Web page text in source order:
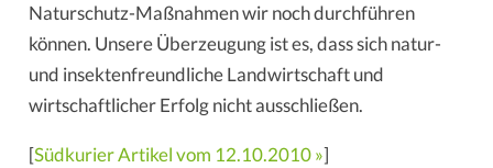
Naturschutz-Maßnahmen wir noch durchführen
können. Unsere Überzeugung ist es, dass sich natur-
und insektenfreundliche Landwirtschaft und
wirtschaftlicher Erfolg nicht ausschließen.
[Südkurier Artikel vom 12.10.2010 »]